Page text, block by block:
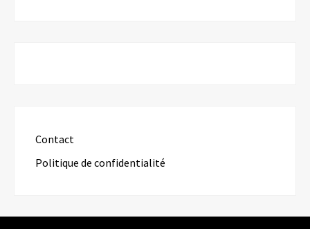
Contact
Politique de confidentialité